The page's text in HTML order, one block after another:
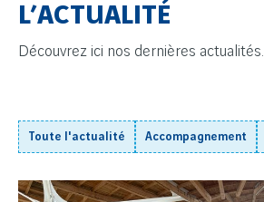
L’ACTUALITÉ
Découvrez ici nos dernières actualités.
Toute l'actualité Accompagnement